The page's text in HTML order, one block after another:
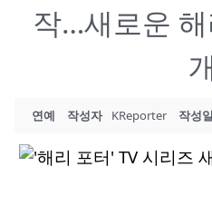
작…새로운
연예 작성자 KReporter 작성일